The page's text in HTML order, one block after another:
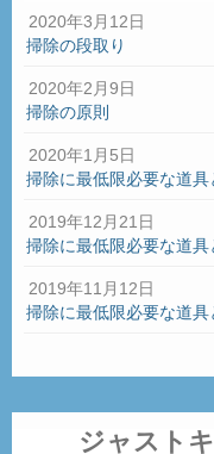
2020年3月12日
掃除の段取り
2020年2月9日
掃除の原則
2020年1月5日
掃除に最低限必要な道具
2019年12月21日
掃除に最低限必要な道具
2019年11月12日
掃除に最低限必要な道具
ジャスト